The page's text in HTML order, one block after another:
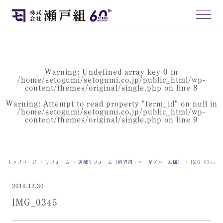
Warning: Undefined array key 0 in
/home/setogumi/setogumi.co.jp/public_html/wp-
content/themes/original/single.php on line 8
Warning: Attempt to read property "term_id" on null in
/home/setogumi/setogumi.co.jp/public_html/wp-
content/themes/original/single.php on line 9
トップページ リフォーム 店舗リフォーム（直方市・ローゼブルーム様） IMG_0345
2019.12.30
IMG_0345